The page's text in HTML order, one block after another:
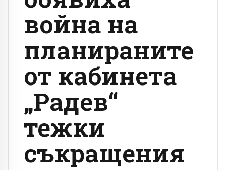
война на
планираните
от кабинета
„Радев“
тежки
съкращения